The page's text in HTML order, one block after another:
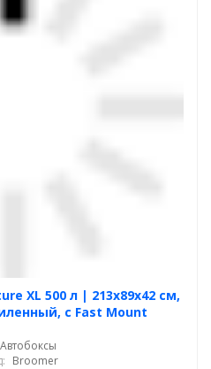
XL 500 л | 213х89х42 см,
с Fast Mount
Автобоксы
Broomer